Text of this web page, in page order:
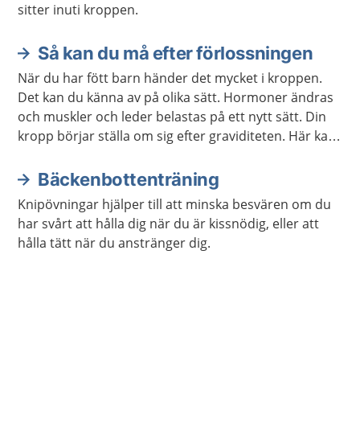
sitter inuti kroppen.
Så kan du må efter förlossningen
När du har fött barn händer det mycket i kroppen.
Det kan du känna av på olika sätt. Hormoner ändras
och muskler och leder belastas på ett nytt sätt. Din
kropp börjar ställa om sig efter graviditeten. Här kan
att du har fött barn.
Bäckenbottenträning
Knipövningar hjälper till att minska besvären om du
har svårt att hålla dig när du är kissnödig, eller att
hålla tätt när du anstränger dig.